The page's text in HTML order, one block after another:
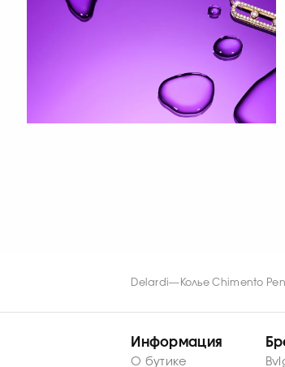
Delardi— Колье Chimento
Информация
О бутике